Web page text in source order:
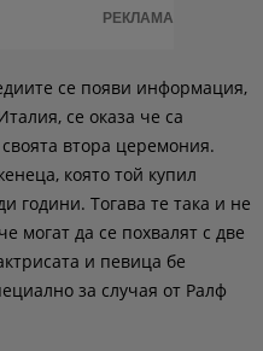
РЕКЛАМА
се появи информация,
се оказа че са
втора церемония.
която той купил
години. Тогава те така и не
могат да се похвалят с две
и певица бе
за случая от Ралф